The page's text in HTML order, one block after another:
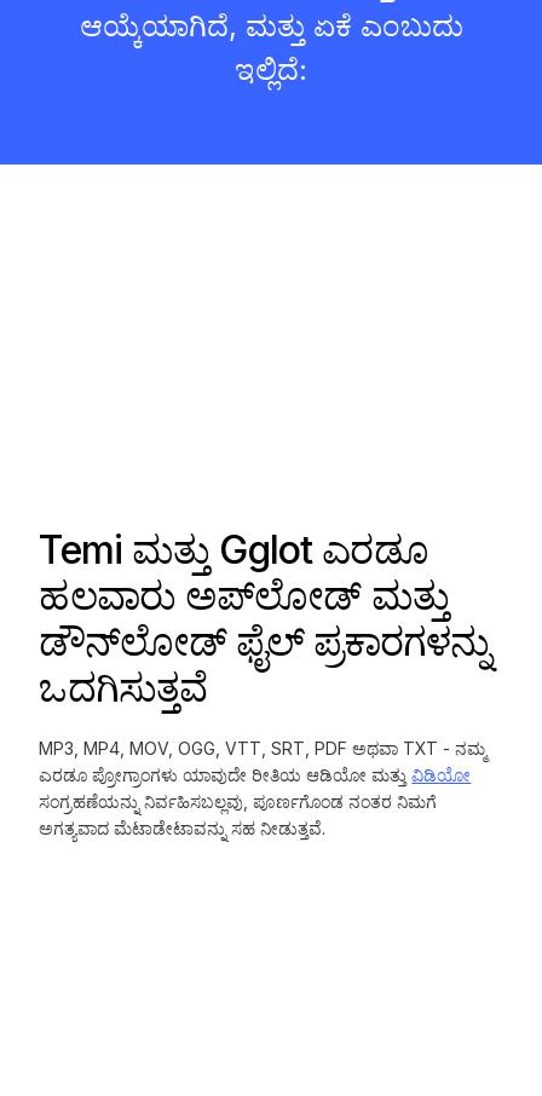
ಆಯ್ಕೆಯಾಗಿದೆ, ಮತ್ತು ಏಕೆ ಎಂಬುದು
ಇಲ್ಲಿದೆ:
Temi ಮತ್ತು Gglot ಎರಡೂ
ಹಲವಾರು ಅಪ್‌ಲೋಡ್ ಮತ್ತು
ಡೌನ್‌ಲೋಡ್ ಫೈಲ್ ಪ್ರಕಾರಗಳನ್ನು
ಒದಗಿಸುತ್ತವೆ
MP3, MP4, MOV, OGG, VTT, SRT, PDF ಅಥವಾ TXT - ನಮ್ಮ
ಎರಡೂ ಪ್ರೋಗ್ರಾಂಗಳು ಯಾವುದೇ ರೀತಿಯ ಆಡಿಯೋ ಮತ್ತುವಿಡಿಯೋ
ಸಂಗ್ರಹಣೆಯನ್ನು ನಿರ್ವಹಿಸಬಲ್ಲವು, ಪೂರ್ಣಗೊಂಡ ನಂತರ ನಿಮಗೆ
ಅಗತ್ಯವಾದ ಮೆಟಾಡೇಟಾವನ್ನು ಸಹ ನೀಡುತ್ತವೆ.